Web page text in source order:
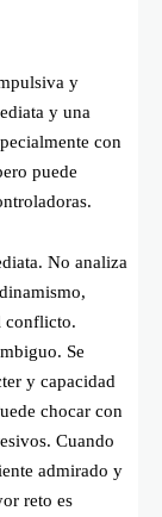
y
y una
con
puede
No analiza
conflicto.
Se
y capacidad
chocar con
Cuando
admirado y
reto es